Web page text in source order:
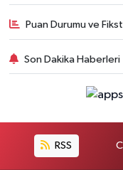
Puan Durumu ve
Son Dakika Haberleri
RSS